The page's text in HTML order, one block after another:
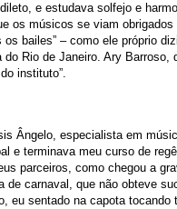
e estudava solfejo e
os músicos se viam
bailes” – como ele próprio
Rio de Janeiro. Ary
instituto”.
Ângelo, especialista em
e terminava meu curso de
parceiros, como chegou a
de carnaval, que não obteve
eu sentado na capota